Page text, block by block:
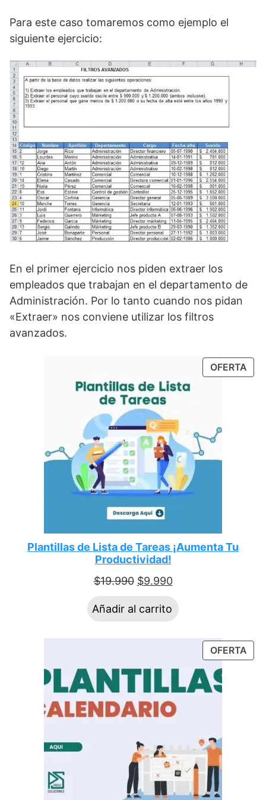
Para este caso tomaremos como ejemplo el
siguiente ejercicio:
En el primer ejercicio nos piden extraer los
empleados que trabajan en el departamento de
Administración. Por lo tanto cuando nos pidan
«Extraer» nos conviene utilizar los filtros
avanzados.
OFERTA
Plantillas de Lista de Tareas ¡Aumenta Tu
Productividad!
$19.990 $9.990
Añadir al carrito
OFERTA